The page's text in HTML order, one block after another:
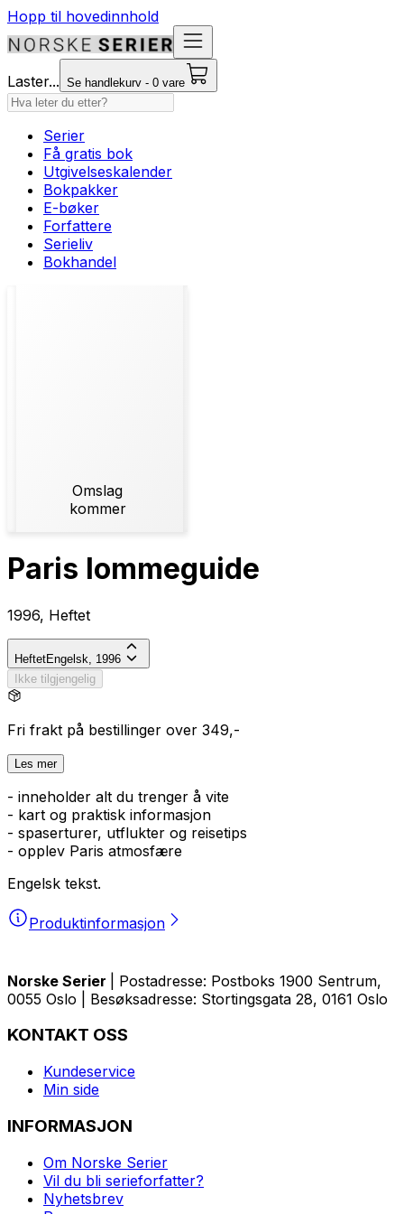
Hopp til hovedinnhold
Laster... Se handlekurv - 0 vare
Serier
Få gratis bok
Utgivelseskalender
Bokpakker
E-bøker
Forfattere
Serieliv
Bokhandel
Omslag
kommer
Paris lommeguide
1996, Heftet
HeftetEngelsk, 1996
Ikke tilgjengelig
Fri frakt på bestillinger over 349,-
Les mer
- inneholder alt du trenger å vite
- kart og praktisk informasjon
- spaserturer, utflukter og reisetips
- opplev Paris atmosfære
Engelsk tekst.
Produktinformasjon
Norske Serier
| Postadresse: Postboks 1900 Sentrum,
0055 Oslo | Besøksadresse: Stortingsgata 28, 0161 Oslo
KONTAKT OSS
Kundeservice
Min side
INFORMASJON
Om Norske Serier
Vil du bli serieforfatter?
Nyhetsbrev